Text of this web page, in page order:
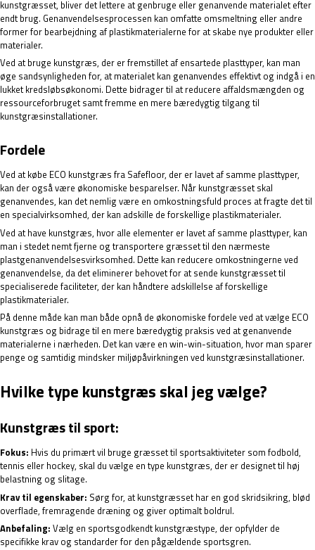
kunstgræsset, bliver det lettere at genbruge eller genanvende materialet efter
endt brug. Genanvendelsesprocessen kan omfatte omsmeltning eller andre
former for bearbejdning af plastikmaterialerne for at skabe nye produkter eller
materialer.
Ved at bruge kunstgræs, der er fremstillet af ensartede plasttyper, kan man
øge sandsynligheden for, at materialet kan genanvendes effektivt og indgå i en
lukket kredsløbsøkonomi. Dette bidrager til at reducere affaldsmængden og
ressourceforbruget samt fremme en mere bæredygtig tilgang til
kunstgræsinstallationer.
Fordele
Ved at købe ECO kunstgræs fra Safefloor, der er lavet af samme plasttyper,
kan der også være økonomiske besparelser. Når kunstgræsset skal
genanvendes, kan det nemlig være en omkostningsfuld proces at fragte det til
en specialvirksomhed, der kan adskille de forskellige plastikmaterialer.
Ved at have kunstgræs, hvor alle elementer er lavet af samme plasttyper, kan
man i stedet nemt fjerne og transportere græsset til den nærmeste
plastgenanvendelsesvirksomhed. Dette kan reducere omkostningerne ved
genanvendelse, da det eliminerer behovet for at sende kunstgræsset til
specialiserede faciliteter, der kan håndtere adskillelse af forskellige
plastikmaterialer.
På denne måde kan man både opnå de økonomiske fordele ved at vælge ECO
kunstgræs og bidrage til en mere bæredygtig praksis ved at genanvende
materialerne i nærheden. Det kan være en win-win-situation, hvor man sparer
penge og samtidig mindsker miljøpåvirkningen ved kunstgræsinstallationer.
Hvilke type kunstgræs skal jeg vælge?
Kunstgræs til sport:
Fokus: Hvis du primært vil bruge græsset til sportsaktiviteter som fodbold,
tennis eller hockey, skal du vælge en type kunstgræs, der er designet til høj
belastning og slitage.
Krav til egenskaber: Sørg for, at kunstgræsset har en god skridsikring, blød
overflade, fremragende dræning og giver optimalt boldrul.
Anbefaling: Vælg en sportsgodkendt kunstgræstype, der opfylder de
specifikke krav og standarder for den pågældende sportsgren.